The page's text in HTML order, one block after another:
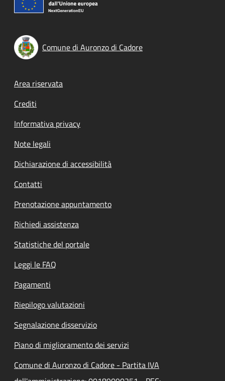
Comune di Auronzo di Cadore
Footer menu
Area riservata
Crediti
Informativa privacy
Note legali
Dichiarazione di accessibilità
Contatti
Prenotazione appuntamento
Richiedi assistenza
Statistiche del portale
Leggi le FAQ
Pagamenti
Riepilogo valutazioni
Segnalazione disservizio
Piano di miglioramento dei servizi
Comune di Auronzo di Cadore - Partita IVA